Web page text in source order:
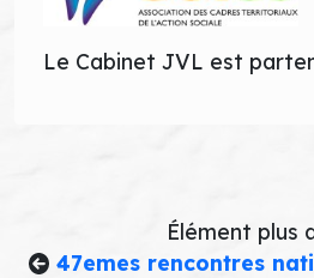
Le Cabinet JVL est
Élément plus
47emes rencontres